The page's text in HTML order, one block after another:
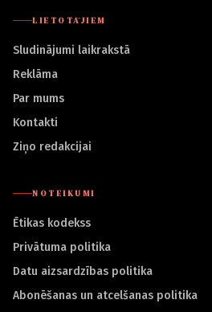
LIETOTĀJIEM
Sludinājumi laikrakstā
Reklāma
Par mums
Kontakti
Ziņo redakcijai
NOTEIKUMI
Ētikas kodekss
Privātuma politika
Datu aizsardzības politika
Abonēšanas un atcelšanas politika